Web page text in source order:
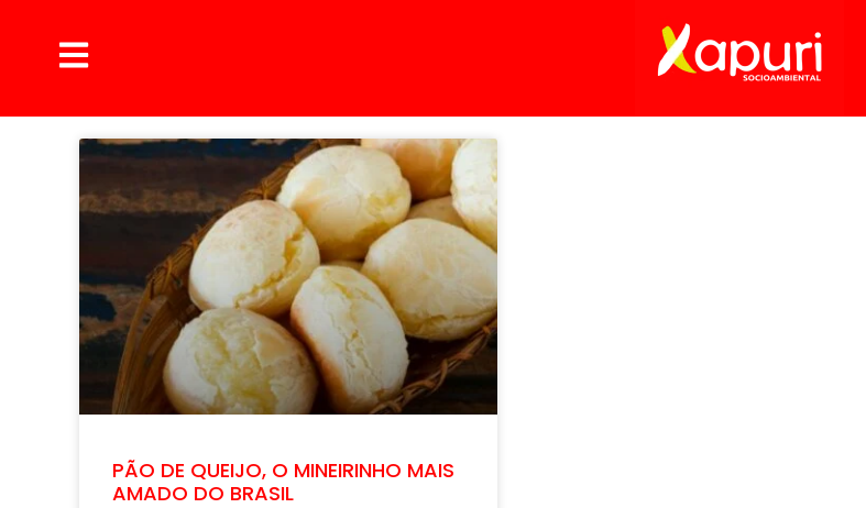
PÃO DE QUEIJO, O MINEIRINHO MAIS
AMADO DO BRASIL